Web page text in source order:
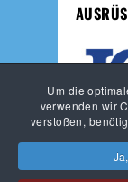
Um die
verwenden wir
verstoßen,